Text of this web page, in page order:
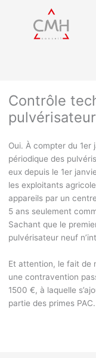
Contrôle
Oui. À compter du 1er
périodique des
eux depuis le 1er
les exploitants
appareils par un
5 ans seulement
Sachant que le
pulvérisateur neuf
Et attention, le fait de
une contravention
1500 €, à laquelle
partie des primes PAC.